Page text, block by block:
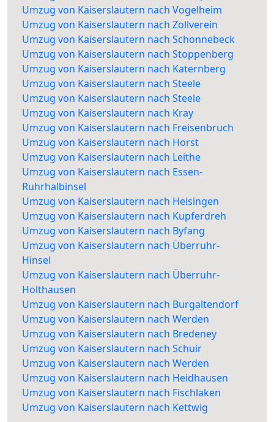
Umzug von Kaiserslautern nach Vogelheim
Umzug von Kaiserslautern nach Zollverein
Umzug von Kaiserslautern nach Schonnebeck
Umzug von Kaiserslautern nach Stoppenberg
Umzug von Kaiserslautern nach Katernberg
Umzug von Kaiserslautern nach Steele
Umzug von Kaiserslautern nach Steele
Umzug von Kaiserslautern nach Kray
Umzug von Kaiserslautern nach Freisenbruch
Umzug von Kaiserslautern nach Horst
Umzug von Kaiserslautern nach Leithe
Umzug von Kaiserslautern nach Essen-
Ruhrhalbinsel
Umzug von Kaiserslautern nach Heisingen
Umzug von Kaiserslautern nach Kupferdreh
Umzug von Kaiserslautern nach Byfang
Umzug von Kaiserslautern nach Überruhr-
Hinsel
Umzug von Kaiserslautern nach Überruhr-
Holthausen
Umzug von Kaiserslautern nach Burgaltendorf
Umzug von Kaiserslautern nach Werden
Umzug von Kaiserslautern nach Bredeney
Umzug von Kaiserslautern nach Schuir
Umzug von Kaiserslautern nach Werden
Umzug von Kaiserslautern nach Heidhausen
Umzug von Kaiserslautern nach Fischlaken
Umzug von Kaiserslautern nach Kettwig